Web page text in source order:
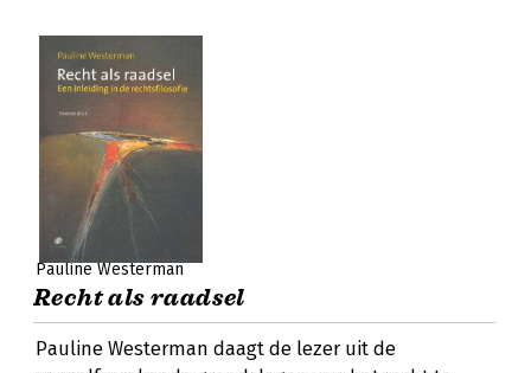
Pauline Westerman
Recht als raadsel
Pauline Westerman daagt de lezer uit de